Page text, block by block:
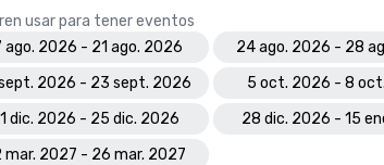
usar para tener eventos
ago. 2026 - 21 ago. 2026 24 ago. 2026 - 28
2026 - 23 sept. 2026 5 oct. 2026 - 8
dic. 2026 - 25 dic. 2026 28 dic. 2026 - 15
mar. 2027 - 26 mar. 2027